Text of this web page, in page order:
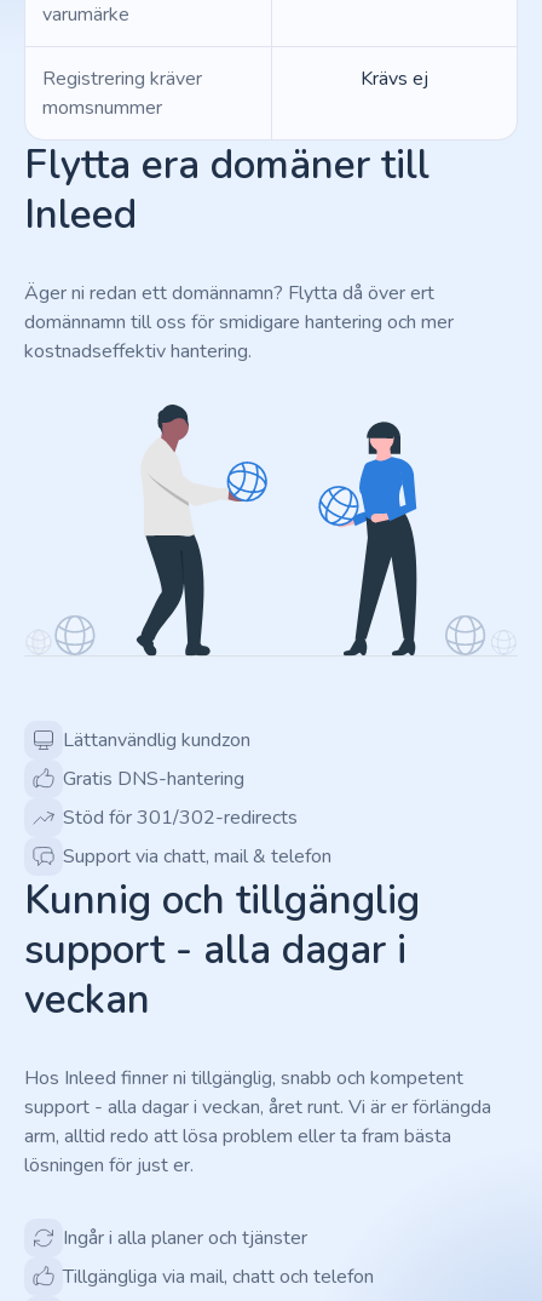
varumärke
Registrering kräver
momsnummer
Krävs ej
Flytta era domäner till
Inleed
Äger ni redan ett domännamn? Flytta då över ert
domännamn till oss för smidigare hantering och mer
kostnadseffektiv hantering.
Lättanvändlig kundzon
Gratis DNS-hantering
Stöd för 301/302-redirects
Support via chatt, mail & telefon
Kunnig och tillgänglig
support - alla dagar i
veckan
Hos Inleed finner ni tillgänglig, snabb och kompetent
support - alla dagar i veckan, året runt. Vi är er förlängda
arm, alltid redo att lösa problem eller ta fram bästa
lösningen för just er.
Ingår i alla planer och tjänster
Tillgängliga via mail, chatt och telefon